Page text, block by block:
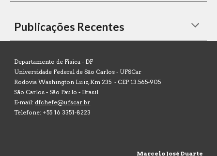
Publicações Recentes
Departamento de Física - DF
Universidade Federal de São Carlos - UFSCar
Rodovia Washington Luiz, Km 235 - CEP 13.565-905
São Carlos - São Paulo - Brasil
E-mail: dfchefe@ufscar.br
Telefone: +55 16 3351-8223
Marcelo José Duarte